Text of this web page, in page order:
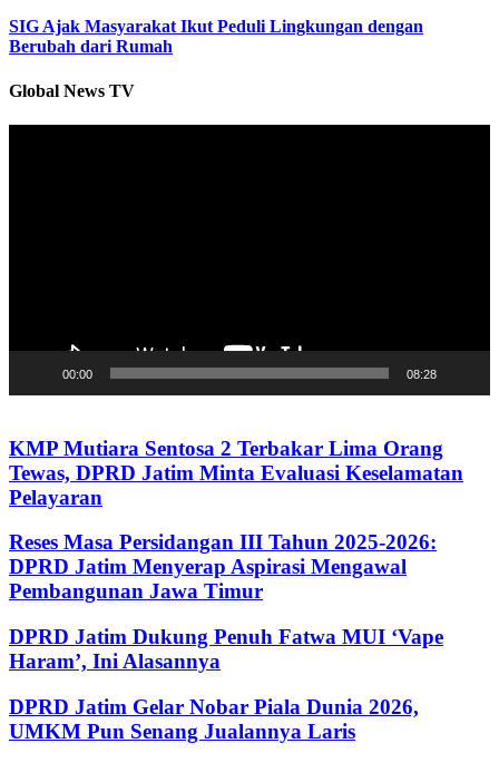
SIG Ajak Masyarakat Ikut Peduli Lingkungan dengan
Berubah dari Rumah
Global News TV
00:00 08:28
KMP Mutiara Sentosa 2 Terbakar Lima Orang
Tewas, DPRD Jatim Minta Evaluasi Keselamatan
Pelayaran
Reses Masa Persidangan III Tahun 2025-2026:
DPRD Jatim Menyerap Aspirasi Mengawal
Pembangunan Jawa Timur
DPRD Jatim Dukung Penuh Fatwa MUI ‘Vape
Haram’, Ini Alasannya
DPRD Jatim Gelar Nobar Piala Dunia 2026,
UMKM Pun Senang Jualannya Laris